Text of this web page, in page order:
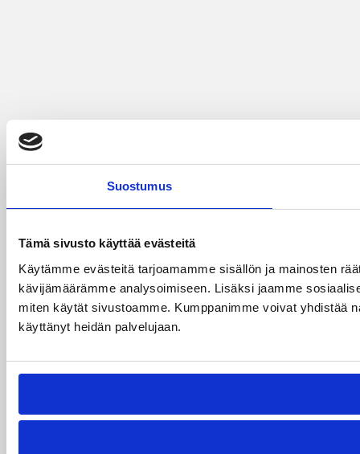
Suostumus
Tämä sivusto käyttää evästeitä
Käytämme evästeitä tarjoamamme sisällön ja mainosten
kävijämäärämme analysoimiseen. Lisäksi jaamme
miten käytät sivustoamme. Kumppanimme voivat yhdistää
käyttänyt heidän palvelujaan.